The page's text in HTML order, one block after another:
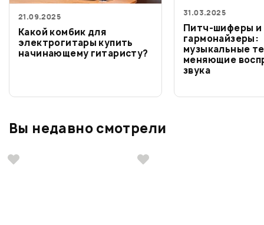
21.09.2025
Какой комбик для
электрогитары купить
начинающему гитаристу?
31.03.2025
Питч-шиферы и
гармонайзеры:
музыкальные
меняющие
звука
Вы недавно смотрели